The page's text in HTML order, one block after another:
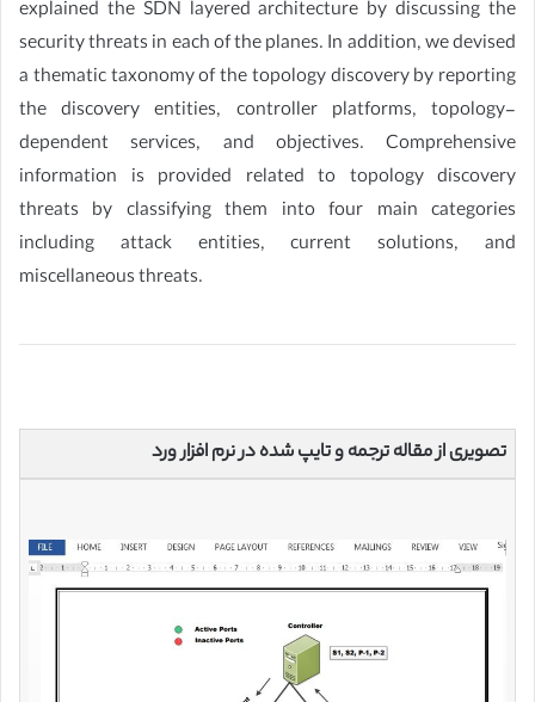
explained the SDN layered architecture by discussing the
security threats in each of the planes. In addition, we devised
a thematic taxonomy of the topology discovery by reporting
the discovery entities, controller platforms, topology-
dependent services, and objectives. Comprehensive
information is provided related to topology discovery
threats by classifying them into four main categories
including attack entities, current solutions, and
miscellaneous threats.
تصویری از مقاله ترجمه و تایپ شده در نرم افزار ورد